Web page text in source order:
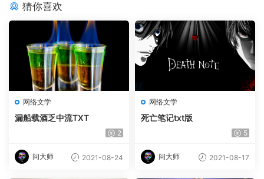
猜你喜欢
网络文学
漏船载酒乏中流TXT
2
问大师 2021-08-24
网络文学
死亡笔记txt版
5
问大师 2021-08-17